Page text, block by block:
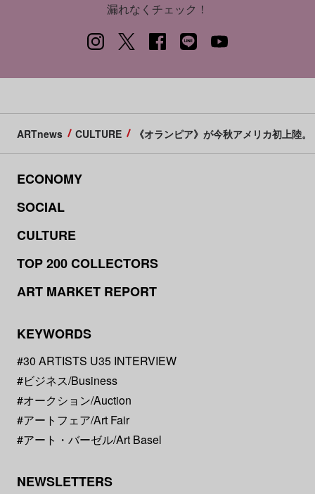
漏れなくチェック！
ARTnews CULTURE 《オランピア》が今秋アメリカ初上陸
ECONOMY
SOCIAL
CULTURE
TOP 200 COLLECTORS
ART MARKET REPORT
KEYWORDS
#30 ARTISTS U35 INTERVIEW
#ビジネス/Business
#オークション/Auction
#アートフェア/Art Fair
#アート・バーゼル/Art Basel
NEWSLETTERS